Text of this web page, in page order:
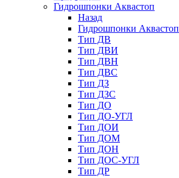
Гидрошпонки Аквастоп
Назад
Гидрошпонки Аквастоп
Тип ДВ
Тип ДВИ
Тип ДВН
Тип ДВС
Тип ДЗ
Тип ДЗС
Тип ДО
Тип ДО-УГЛ
Тип ДОИ
Тип ДОМ
Тип ДОН
Тип ДОС-УГЛ
Тип ДР